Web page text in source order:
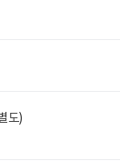
도)